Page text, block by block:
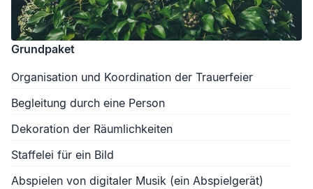
Grundpaket
Organisation und Koordination der Trauerfeier
Begleitung durch eine Person
Dekoration der Räumlichkeiten
Staffelei für ein Bild
Abspielen von digitaler Musik (ein Abspielgerät)